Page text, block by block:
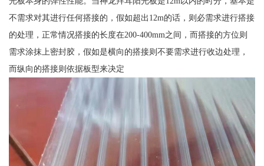
不需求对其进行任何搭接的，假如超出12m的话，则必需求进行搭接
的处理，正常情况搭接的长度在200-400mm之间，而搭接的方位则
需求涂抹上密封胶，假如是横向的搭接则不要需求进行收边处理，
而纵向的搭接则依据板型来决定